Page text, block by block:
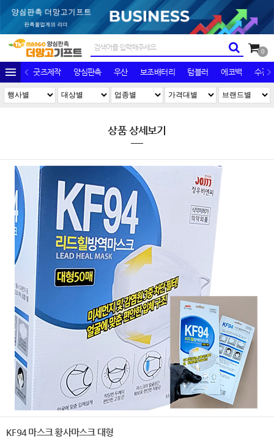
0
굿즈제작 양심판촉 우산 보조배터리 텀블러 에코백 수건/
상품 상세보기
KF94 마스크 황사마스크 대형